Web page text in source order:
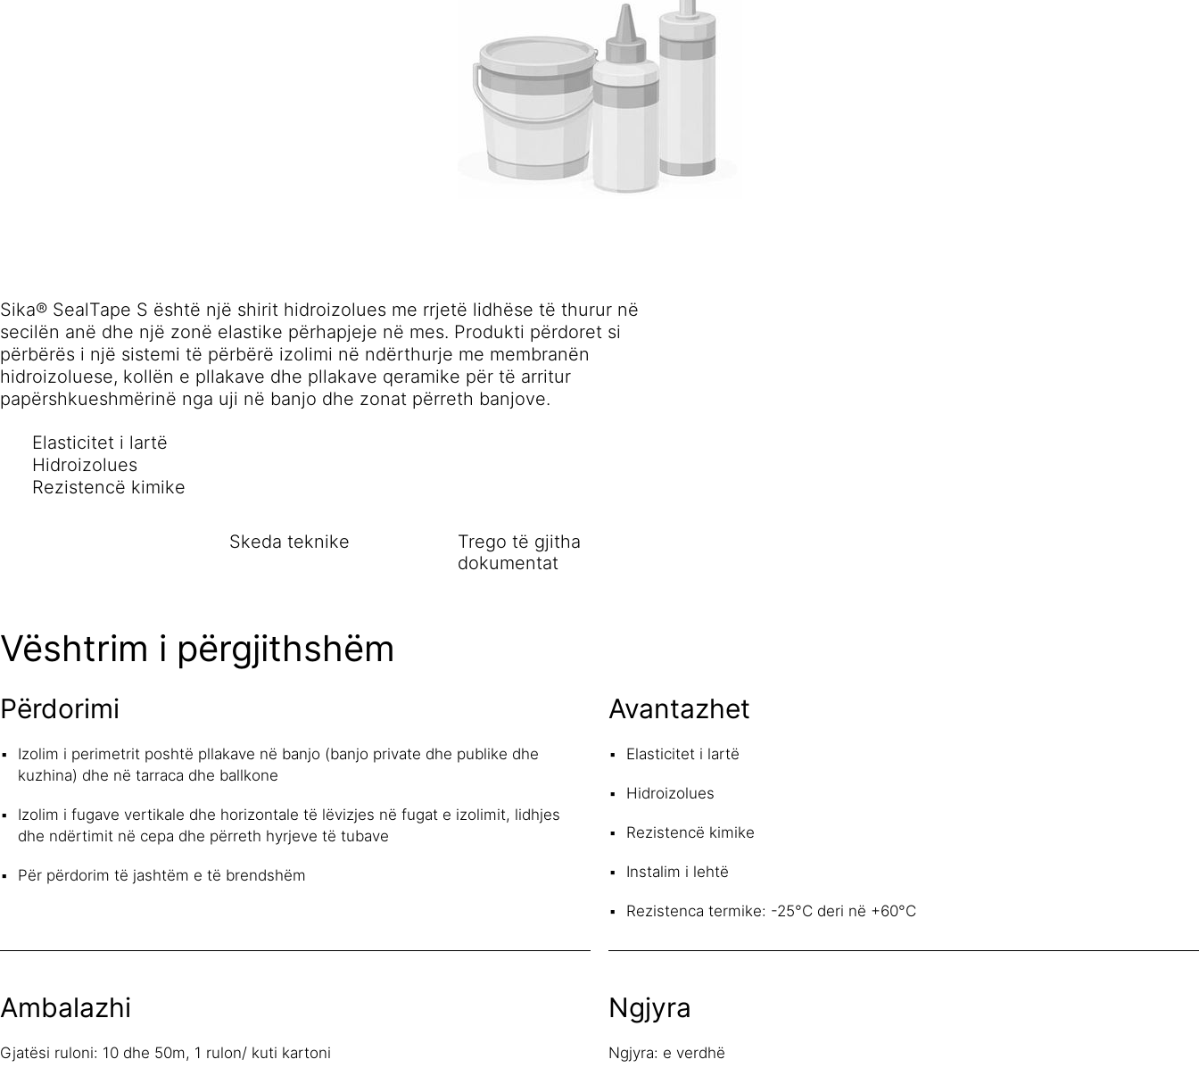
Sika® SealTape S është një shirit hidroizolues me rrjetë lidhëse të thurur në
secilën anë dhe një zonë elastike përhapjeje në mes. Produkti përdoret si
përbërës i një sistemi të përbërë izolimi në ndërthurje me membranën
hidroizoluese, kollën e pllakave dhe pllakave qeramike për të arritur
papërshkueshmërinë nga uji në banjo dhe zonat përreth banjove.
Elasticitet i lartë
Hidroizolues
Rezistencë kimike
Skeda teknike
Trego të gjitha
dokumentat
Vështrim i përgjithshëm
Përdorimi
Izolim i perimetrit poshtë pllakave në banjo (banjo private dhe publike dhe
kuzhina) dhe në tarraca dhe ballkone
Izolim i fugave vertikale dhe horizontale të lëvizjes në fugat e izolimit, lidhjes
dhe ndërtimit në cepa dhe përreth hyrjeve të tubave
Për përdorim të jashtëm e të brendshëm
Avantazhet
Elasticitet i lartë
Hidroizolues
Rezistencë kimike
Instalim i lehtë
Rezistenca termike: -25°C deri në +60°C
Ambalazhi
Gjatësi ruloni: 10 dhe 50m, 1 rulon/ kuti kartoni
Ngjyra
Ngjyra: e verdhë